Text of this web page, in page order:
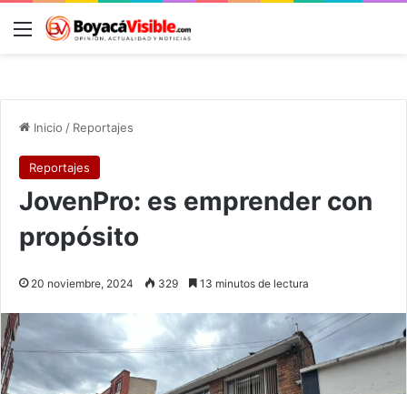
Menú
Inicio / Reportajes
Reportajes
JovenPro: es emprender con
propósito
20 noviembre, 2024 329 13 minutos de lectura